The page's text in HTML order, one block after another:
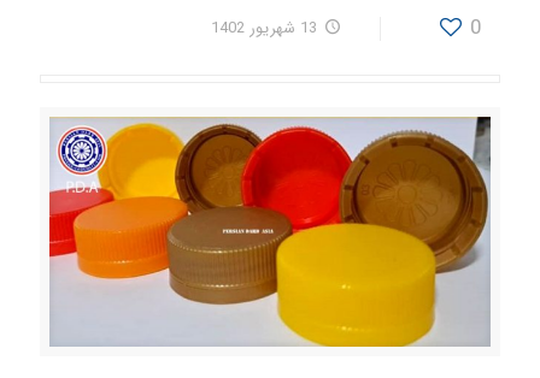
0 13 شهریور 1402